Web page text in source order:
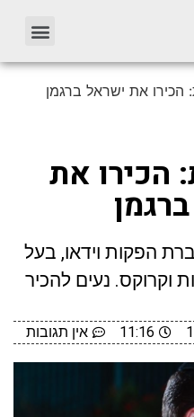
הכירו את ישראל ברגמן
הכירו את
הפקות וידאו, בעל
וקרוקס. נעים להכיר
11:16 אין תגובות